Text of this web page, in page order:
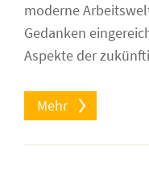
moderne
Gedanken
Aspekte der
Mehr